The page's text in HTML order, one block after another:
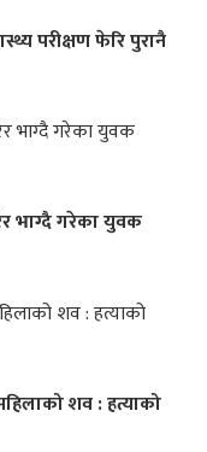
परीक्षण फेरि पुरानै
भाग्दै गरेका युवक
शव : हत्याको